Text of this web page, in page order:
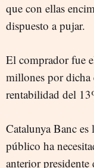
que con ellas
dispuesto a pujar.
El comprador fue
millones por dicha
rentabilidad del
Catalunya Banc
público ha
anterior